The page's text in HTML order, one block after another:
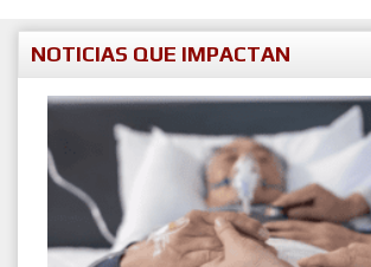
NOTICIAS QUE IMPACTAN